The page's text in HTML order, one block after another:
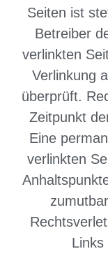
Seiten ist
Betreiber
verlinkten
Verlinkung
überprüft.
Zeitpunkt
Eine
verlinkten
Links